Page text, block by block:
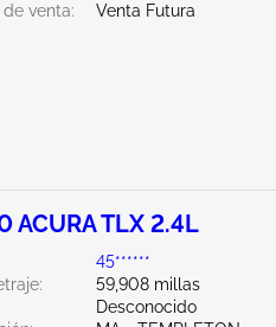
de venta:
Venta Futura
ACURA TLX 2.4L
45******
59,908 millas
Desconocido